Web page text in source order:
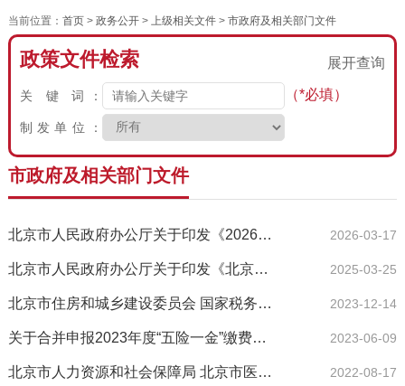
当前位置： 首页> 政务公开> 上级相关文件> 市政府及相关部门文件
政策文件检索 展开查询
关 键 词： （*必填）
制发单位：
市政府及相关部门文件
北京市人民政府办公厅关于印发《2026年北京市全面优化营商环境工作要点》的通知 2026-03-17
北京市人民政府办公厅关于印发《北京市全面优化营商环境打造国际一流“北京服务”工作要点（2025年）》的通知 2025-03-25
北京市住房和城乡建设委员会 国家税务总局北京市税务局 中国人民银行北京市分行 国家金融监督管理总局北京监管局 北京住... 2023-12-14
关于合并申报2023年度“五险一金”缴费工资有关问题的通知 2023-06-09
北京市人力资源和社会保障局 北京市医疗保障局 北京住房公积金管理中心 北京市政务服务管理局 关于退休“一件事”办事... 2022-08-17